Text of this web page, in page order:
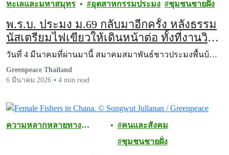
ทะเลและมหาสมุทร อุตสาหกรรมประมง ชุมชนชายฝั่ง
พ.ร.บ. ประมง ม.69 กลับมาอีกครั้ง หลังธรรม
นัสเตรียมไฟเขียวให้เดินหน้าต่อ ทั้งที่งานวิจัย
ยังไม่ชัดเจน
วันที่ 4 มีนาคมที่ผ่านมานี้ สมาคมสมาพันธ์ชาวประมงพื้นบ้…
Greenpeace Thailand
6 มีนาคม 2026
4 min read
ความหลากหลายทาง
คนและสังคม
ชุมชนชายฝั่ง